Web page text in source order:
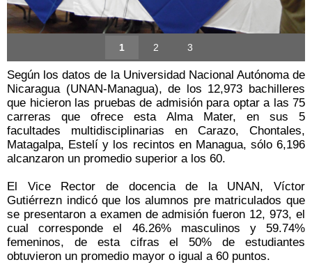
1 2 3
Según los datos de la Universidad Nacional Autónoma de
Nicaragua (UNAN-Managua), de los 12,973 bachilleres
que hicieron las pruebas de admisión para optar a las 75
carreras que ofrece esta Alma Mater, en sus 5
facultades multidisciplinarias en Carazo, Chontales,
Matagalpa, Estelí y los recintos en Managua, sólo 6,196
alcanzaron un promedio superior a los 60.
El Vice Rector de docencia de la UNAN, Víctor
Gutiérrezn indicó que los alumnos pre matriculados que
se presentaron a examen de admisión fueron 12, 973, el
cual corresponde el 46.26% masculinos y 59.74%
femeninos, de esta cifras el 50% de estudiantes
obtuvieron un promedio mayor o igual a 60 puntos.